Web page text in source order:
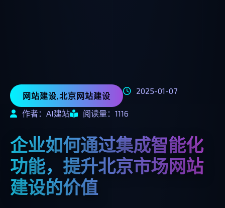
网站建设,北京网站建设
2025-01-07
作者：AI建站 阅读量：1116
企业如何通过集成智能化
功能，提升北京市场网站
建设的价值